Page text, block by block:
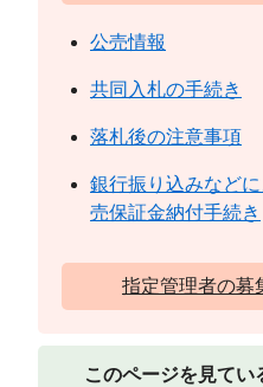
公売情報
共同入札の手続き
落札後の注意事項
銀行振り込みなど
売保証金納付手続き
指定管理者の募
このページを見てい